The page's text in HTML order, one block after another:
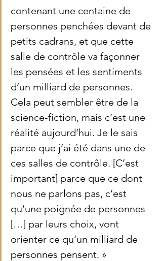
contenant une centaine de
personnes penchées devant de
petits cadrans, et que cette
salle de contrôle va façonner
les pensées et les sentiments
d’un milliard de personnes.
Cela peut sembler être de la
science-fiction, mais c’est une
réalité aujourd’hui. Je le sais
parce que j’ai été dans une de
ces salles de contrôle. [C’est
important] parce que ce dont
nous ne parlons pas, c’est
qu’une poignée de personnes
[…] par leurs choix, vont
orienter ce qu’un milliard de
personnes pensent. »